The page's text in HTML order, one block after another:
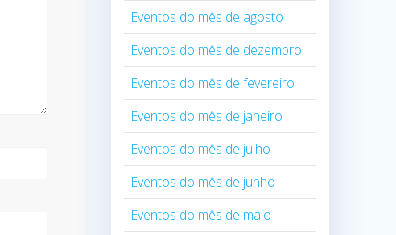
Eventos do mês de agosto
Eventos do mês de dezembro
Eventos do mês de fevereiro
Eventos do mês de janeiro
Eventos do mês de julho
Eventos do mês de junho
Eventos do mês de maio